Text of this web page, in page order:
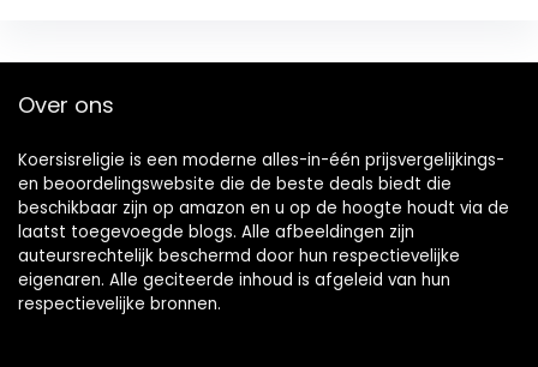
Over ons
Koersisreligie is een moderne alles-in-één prijsvergelijkings-
en beoordelingswebsite die de beste deals biedt die
beschikbaar zijn op amazon en u op de hoogte houdt via de
laatst toegevoegde blogs. Alle afbeeldingen zijn
auteursrechtelijk beschermd door hun respectievelijke
eigenaren. Alle geciteerde inhoud is afgeleid van hun
respectievelijke bronnen.